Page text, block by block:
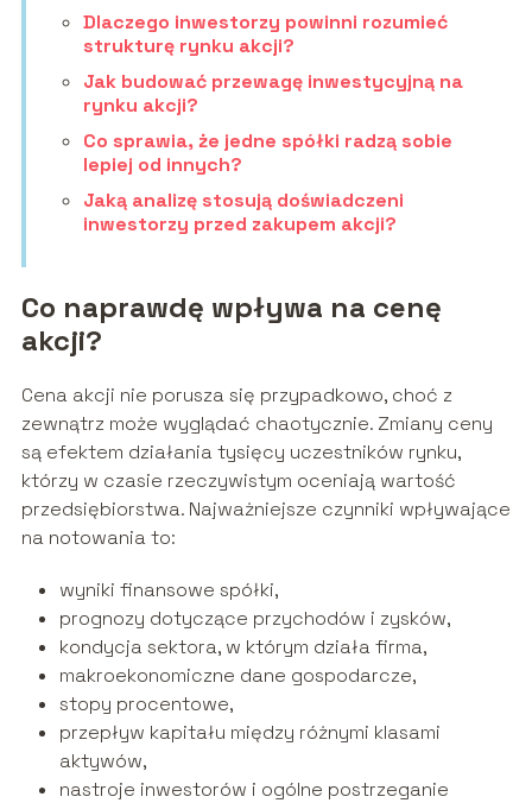
Dlaczego inwestorzy powinni rozumieć
strukturę rynku akcji?
Jak budować przewagę inwestycyjną na
rynku akcji?
Co sprawia, że jedne spółki radzą sobie
lepiej od innych?
Jaką analizę stosują doświadczeni
inwestorzy przed zakupem akcji?
Co naprawdę wpływa na cenę
akcji?
Cena akcji nie porusza się przypadkowo, choć z
zewnątrz może wyglądać chaotycznie. Zmiany ceny
są efektem działania tysięcy uczestników rynku,
którzy w czasie rzeczywistym oceniają wartość
przedsiębiorstwa. Najważniejsze czynniki wpływające
na notowania to:
wyniki finansowe spółki,
prognozy dotyczące przychodów i zysków,
kondycja sektora, w którym działa firma,
makroekonomiczne dane gospodarcze,
stopy procentowe,
przepływ kapitału między różnymi klasami
aktywów,
nastroje inwestorów i ogólne postrzeganie